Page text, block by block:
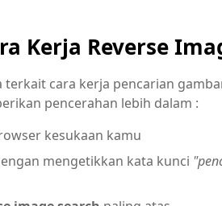
Kerja Reverse
terkait cara kerja pencarian
pencerahan lebih dalam :
kesukaan kamu
mengetikkan kata kunci